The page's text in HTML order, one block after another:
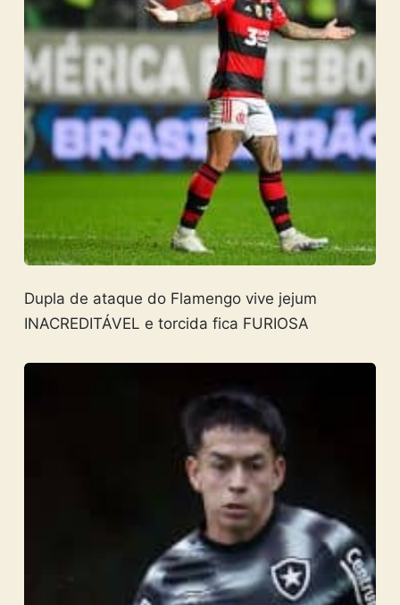
Dupla de ataque do Flamengo vive jejum
INACREDITÁVEL e torcida fica FURIOSA